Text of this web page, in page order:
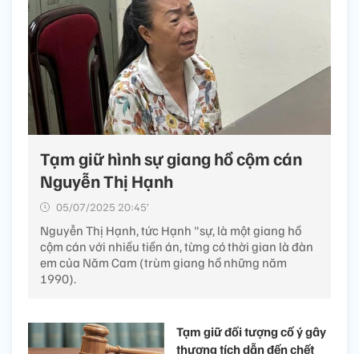
Tạm giữ hình sự giang hồ cộm cán
Nguyễn Thị Hạnh
05/07/2025 20:45’
Nguyễn Thị Hạnh, tức Hạnh "sự, là một giang hồ
cộm cán với nhiều tiền án, từng có thời gian là đàn
em của Năm Cam (trùm giang hồ những năm
1990).
Tạm giữ đối tượng cố ý gây
thương tích dẫn đến chết